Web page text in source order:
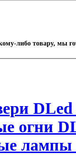
либо товару, мы
DLed
огни